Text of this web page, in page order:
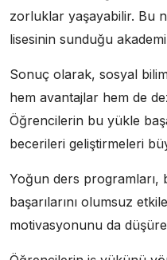
zorluklar yaşayabilir. Bu
lisesinin sunduğu
Sonuç olarak, sosyal
hem avantajlar hem de
Öğrencilerin bu yükle
becerileri geliştirmeleri
Yoğun ders programları,
başarılarını olumsuz
motivasyonunu da